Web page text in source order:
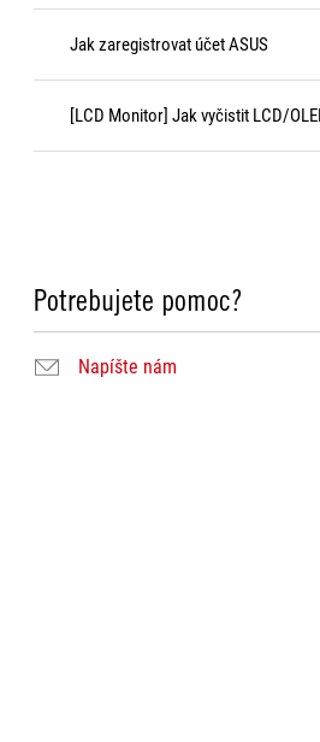
Jak zaregistrovat účet ASUS
[LCD Monitor] Jak vyčistit LCD/
Potrebujete pomoc?
Napíšte nám